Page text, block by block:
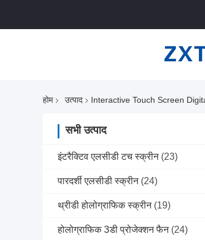
होम उत्पाद Interactive Touch Screen
सभी उत्पाद
इंटरैक्टिव एलसीडी टच स्क्रीन (23)
पारदर्शी एलसीडी स्क्रीन (24)
थ्रीडी होलोग्राफिक स्क्रीन (19)
होलोग्राफिक 3डी प्रोजेक्शन फैन (24)